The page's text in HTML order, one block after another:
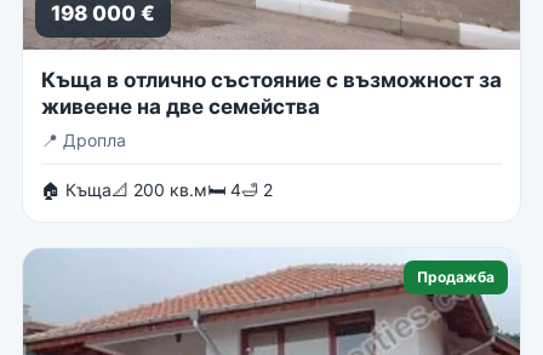
198 000 €
Къща в отлично състояние с възможност за
живеене на две семейства
📍 Дропла
🏠 Къща📐 200 кв.м🛏 4🛁 2
Продажба